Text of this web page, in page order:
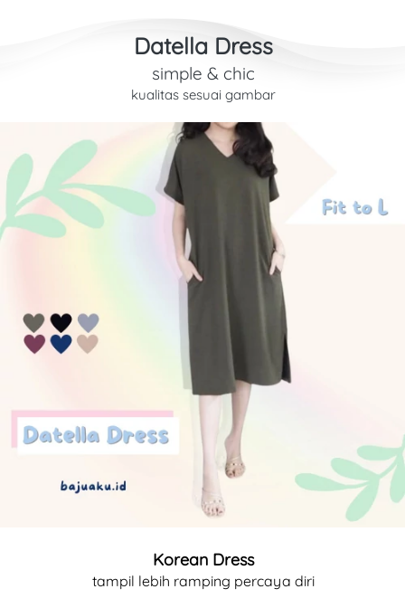
Datella Dress
simple & chic
kualitas sesuai gambar
Korean Dress
tampil lebih ramping percaya diri